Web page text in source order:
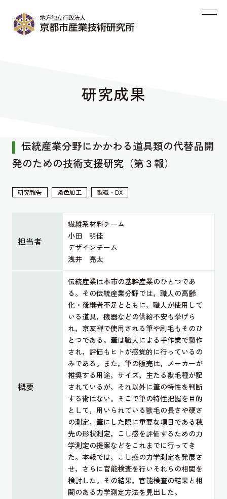
研究成果
伝統産業分野にかかわる道具類の代替品開
発のための技術支援研究（第３報）
研究報告 染色加工 製織・DX
担当者
繊維系材料チーム
小田 明佳
デザインチーム
浅井 亮太
概要
伝統産業は本市の基幹産業のひとつであ
る。その伝統産業分野では，職人の高齢
化・後継者不足とともに，職人が使用して
いる道具，機器などの供給不安も挙げら
れ，京友禅で使用される筆や刷毛もそのひ
とつである。筆は職人による手作業で製作
され，評価もヒトが感覚的に行っているの
みである。また，筆の販売は，メーカーが
推奨する用途，サイズ，主たる獣毛種が記
されているが，それ以外に筆の特性を判断
する術はない。そこで筆の特性把握を目的
として，用いられている獣毛の長さや硬さ
の測定，筆にした際に重要な項目である穂
先の形状測定，こし感を評価するための力
学測定の提案などをこれまでに行ってき
た。本報では，こし感の力学測定を発展さ
せ，さらに官能検査を行いそれらの相関を
検討した。その結果，官能検査の結果と相
関のある力学測定方法を見出した。